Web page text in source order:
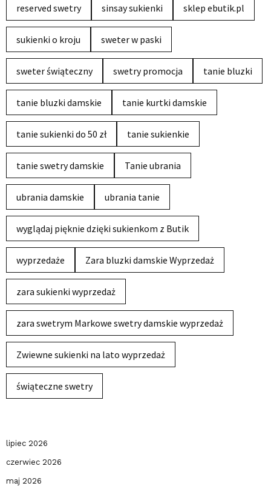
reserved swetry sinsay sukienki sklep ebutik.pl
sukienki o kroju sweter w paski
sweter świąteczny swetry promocja tanie bluzki
tanie bluzki damskie tanie kurtki damskie
tanie sukienki do 50 zł tanie sukienkie
tanie swetry damskie Tanie ubrania
ubrania damskie ubrania tanie
wyglądaj pięknie dzięki sukienkom z Butik
wyprzedaże Zara bluzki damskie Wyprzedaż
zara sukienki wyprzedaż
zara swetrym Markowe swetry damskie wyprzedaż
Zwiewne sukienki na lato wyprzedaż
świąteczne swetry
lipiec 2026
czerwiec 2026
maj 2026